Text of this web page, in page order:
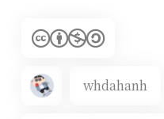
whdahanh